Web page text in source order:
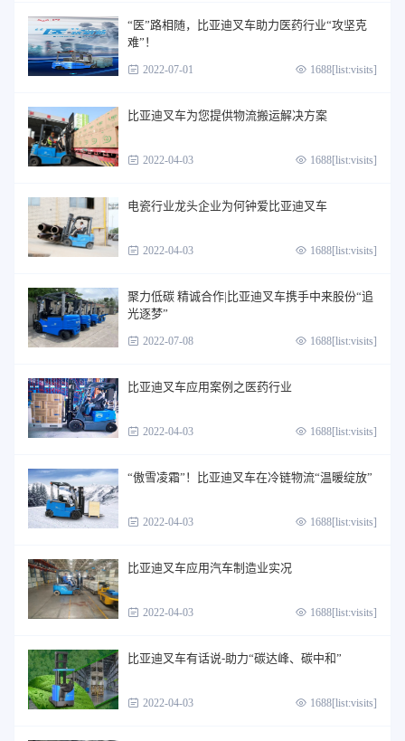
“医”路相随，比亚迪叉车助力医药行业“攻坚克
难”！
2022-07-01 1688[list:visits]
比亚迪叉车为您提供物流搬运解决方案
2022-04-03 1688[list:visits]
电瓷行业龙头企业为何钟爱比亚迪叉车
2022-04-03 1688[list:visits]
聚力低碳 精诚合作|比亚迪叉车携手中来股份“追
光逐梦”
2022-07-08 1688[list:visits]
比亚迪叉车应用案例之医药行业
2022-04-03 1688[list:visits]
“傲雪凌霜”！比亚迪叉车在冷链物流“温暖绽放”
2022-04-03 1688[list:visits]
比亚迪叉车应用汽车制造业实况
2022-04-03 1688[list:visits]
比亚迪叉车有话说-助力“碳达峰、碳中和”
2022-04-03 1688[list:visits]